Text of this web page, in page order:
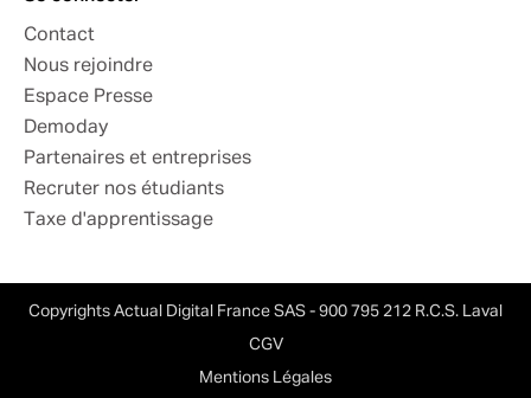
Contact
Nous rejoindre
Espace Presse
Demoday
Partenaires et entreprises
Recruter nos étudiants
Taxe d'apprentissage
Copyrights Actual Digital France SAS - 900 795 212 R.C.S. Laval
CGV
Mentions Légales